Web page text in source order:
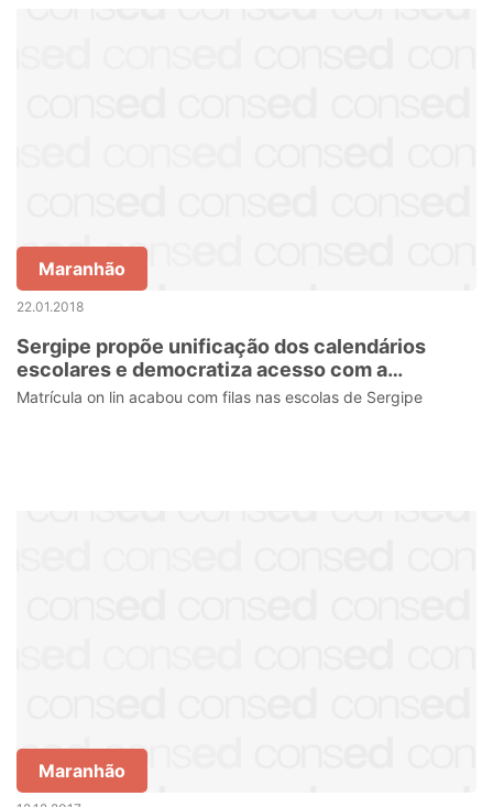
Maranhão
22.01.2018
Sergipe propõe unificação dos calendários
escolares e democratiza acesso com a
matrícula online
Matrícula on lin acabou com filas nas escolas de Sergipe
Maranhão